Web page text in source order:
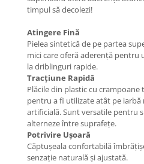
timpul să decolezi!
Atingere Fină
Pielea sintetică de pe partea
mici care oferă aderență
la driblinguri rapide.
Tracțiune Rapidă
Plăcile din plastic cu
pentru a fi utilizate atât pe iarbă
artificială. Sunt versatile pentru
alterneze între suprafețe.
Potrivire Ușoară
Căptușeala confortabilă
senzație naturală și ajustată.